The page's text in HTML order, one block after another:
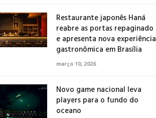
Restaurante japonês Haná
reabre as portas repaginado
e apresenta nova experiência
gastronômica em Brasília
março 10, 2026
Novo game nacional leva
players para o fundo do
oceano